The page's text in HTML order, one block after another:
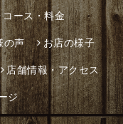
コース・料金
の声 お店の様子
店舗情報・アクセス
ジ